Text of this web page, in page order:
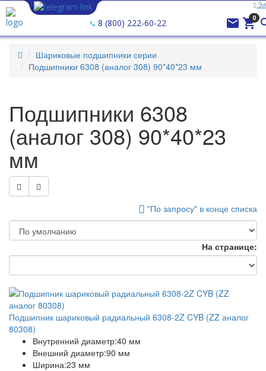
Ваш город —
8 (800) 222-60-22  
0
Шариковые подшипники серии
Подшипники 6308 (аналог 308) 90*40*23 мм
Подшипники 6308
(аналог 308) 90*40*23
мм
"По запросу" в конце списка
На странице:
Подшипник шариковый радиальный 6308-2Z CYB (ZZ аналог
80308)
Внутренний диаметр:40 мм
Внешний диаметр:90 мм
Ширина:23 мм